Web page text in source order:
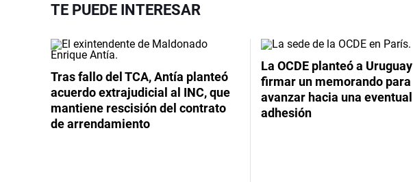
TE PUEDE INTERESAR
Tras fallo del TCA, Antía planteó
acuerdo extrajudicial al INC, que
mantiene rescisión del contrato
de arrendamiento
La OCDE planteó a Uruguay
firmar un memorando para
avanzar hacia una eventual
adhesión